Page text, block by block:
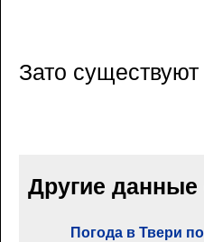
Зато
Другие
Погода в Твери